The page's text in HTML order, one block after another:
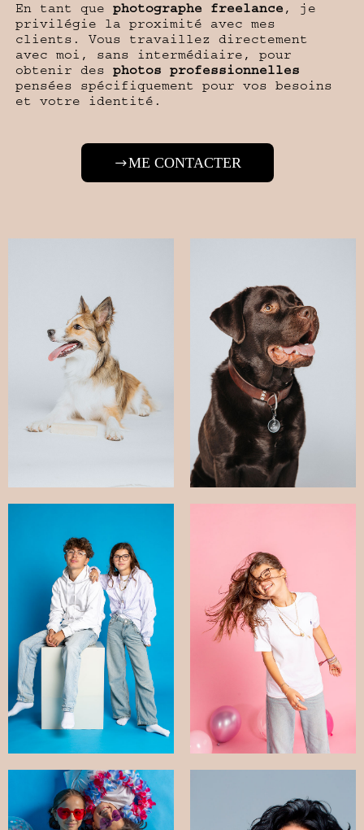
En tant que photographe freelance, je
privilégie la proximité avec mes
clients. Vous travaillez directement
avec moi, sans intermédiaire, pour
obtenir des photos professionnelles
pensées spécifiquement pour vos besoins
et votre identité.
ME CONTACTER